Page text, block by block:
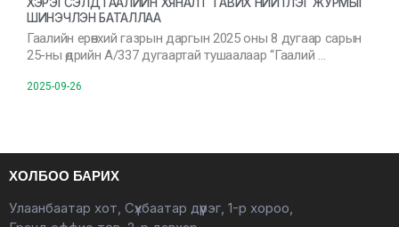
ШИНЭЧЛЭН БАТАЛЛАА
Гаалийн ерөнхий газрын даргын 2025 оны 8 дугаар сарын
25-ны өдрийн А/337 дугаартай тушаалаар “Гаалий …
2025-09-26
ХОЛБОО БАРИХ
Улаанбаатар хот, Сүхбаатар дүүрэг, 1-р хороо,